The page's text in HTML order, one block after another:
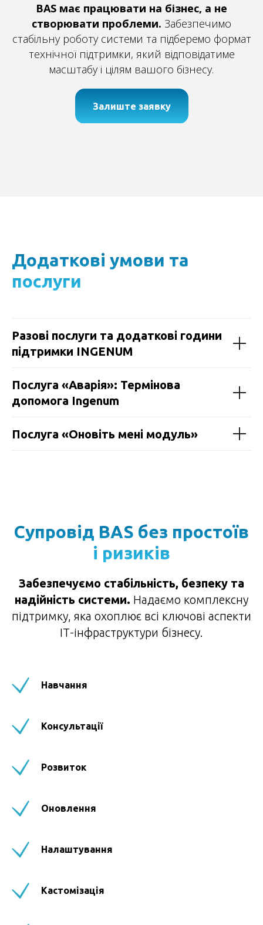
BAS має працювати на бізнес, а не
створювати проблеми. Забезпечимо
стабільну роботу системи та підберемо формат
технічної підтримки, який відповідатиме
масштабу і цілям вашого бізнесу.
Залиште заявку
Додаткові умови та
послуги
Разові послуги та додаткові години
підтримки INGENUM
Послуга «Аварія»: Термінова
допомога Ingenum
Послуга «Оновіть мені модуль»
Супровід BAS без простоїв
і ризиків
Забезпечуємо стабільність, безпеку та
надійність системи. Надаємо комплексну
підтримку, яка охоплює всі ключові аспекти
ІТ-інфраструктури бізнесу.
Навчання
Консультації
Розвиток
Оновлення
Налаштування
Кастомізація